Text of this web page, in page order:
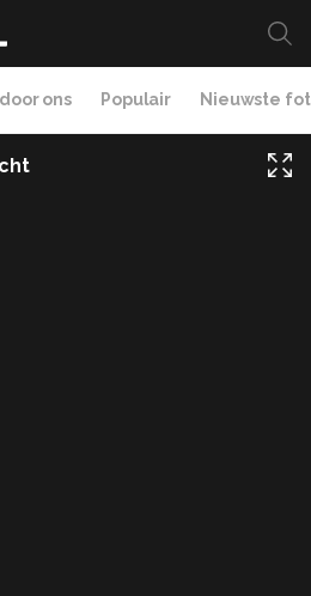
ons Populair Nieuwste